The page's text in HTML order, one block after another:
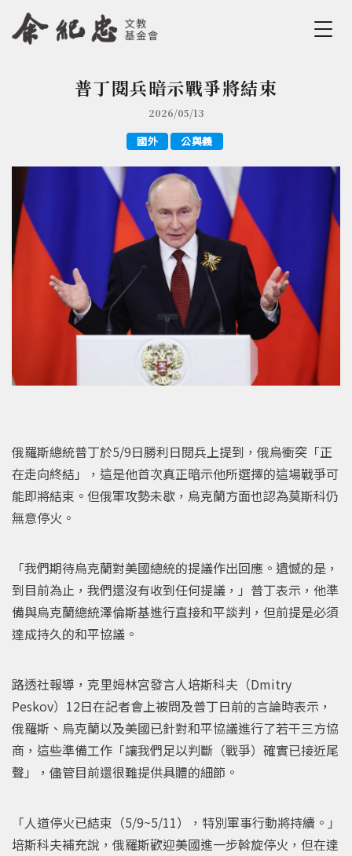
Jump to Navigation
Jump to Main content
您在這裡普丁閱兵暗示戰爭將結束
2026/05/13
國外 公與義
俄羅斯總統普丁於5/9日勝利日閱兵上提到，俄烏衝突「正
在走向終結」，這是他首次真正暗示他所選擇的這場戰爭可
能即將結束。但俄軍攻勢未歇，烏克蘭方面也認為莫斯科仍
無意停火。
「我們期待烏克蘭對美國總統的提議作出回應。遺憾的是，
到目前為止，我們還沒有收到任何提議，」普丁表示，他準
備與烏克蘭總統澤倫斯基進行直接和平談判，但前提是必須
達成持久的和平協議。
路透社報導，克里姆林宮發言人培斯科夫（Dmitry
Peskov）12日在記者會上被問及普丁日前的言論時表示，
俄羅斯、烏克蘭以及美國已針對和平協議進行了若干三方協
商，這些準備工作「讓我們足以判斷（戰爭）確實已接近尾
聲」，儘管目前還很難提供具體的細節。
「人道停火已結束（5/9~5/11），特別軍事行動將持續。」
培斯科夫補充說，俄羅斯歡迎美國進一步斡旋停火，但在達